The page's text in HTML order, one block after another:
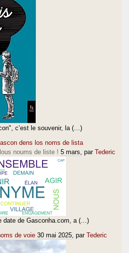
c’est le souvenir, la (…)
dens los noms de lista
noums de liste ! 5 mars , par Tederic
date de Gasconha.com, a (…)
de voie 30 mai 2025 , par Tederic